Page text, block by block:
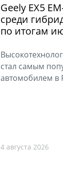
Geely EX5
среди
по итогам
стал самым
автомобилем в
4 августа 2026